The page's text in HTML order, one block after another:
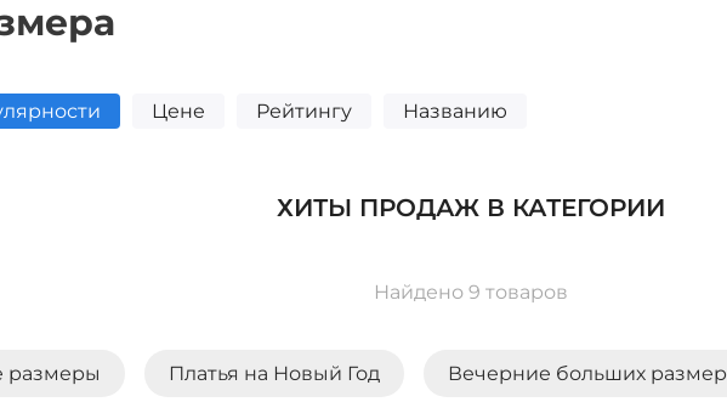
Цене Рейтингу Названию
ХИТЫ ПРОДАЖ В КАТЕГОРИИ
Найдено 9 товаров
размеры Платья на Новый Год Вечерние больших